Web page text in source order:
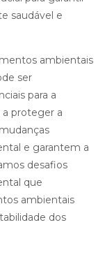
saudável e
ambientais
ser
para a
proteger a
e garantem a
desafios
que
ambientais
dos